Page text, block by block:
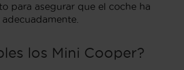
para asegurar que el coche ha
los Mini Cooper?